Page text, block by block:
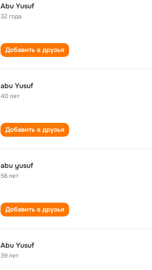
Abu Yusuf
32 года
Добавить в друзья
abu Yusuf
40 лет
Добавить в друзья
abu yusuf
56 лет
Добавить в друзья
Abu Yusuf
39 лет